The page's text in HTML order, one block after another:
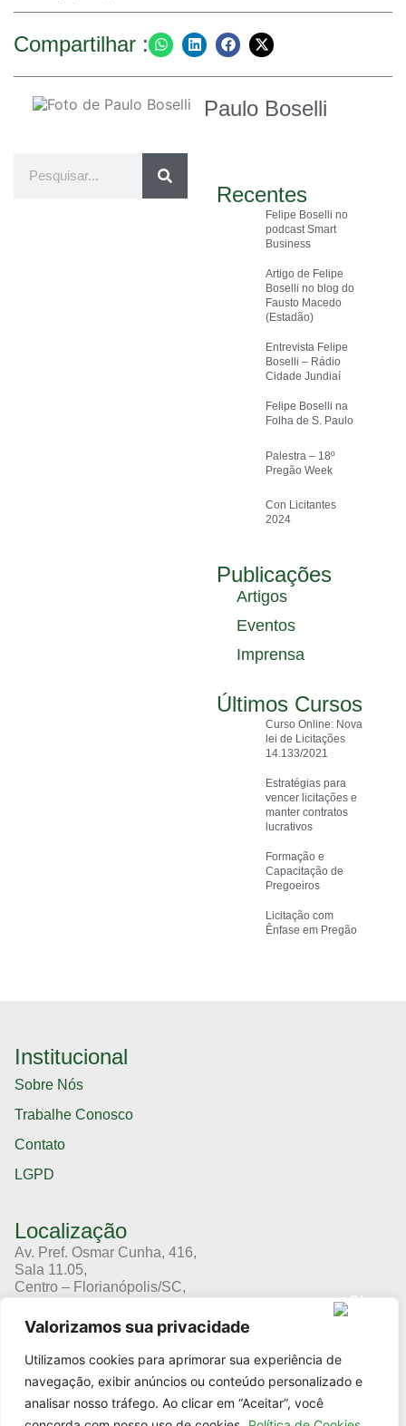
Valorizamos sua privacidade
Utilizamos cookies para aprimorar sua experiência de
navegação, exibir anúncios ou conteúdo personalizado e
analisar nosso tráfego. Ao clicar em “Aceitar”, você
Compartilhar :
Paulo Boselli
Recentes
Felipe Boselli no
podcast Smart
Business
Artigo de Felipe
Boselli no blog do
Fausto Macedo
(Estadão)
Entrevista Felipe
Boselli – Rádio
Cidade Jundiaí
Felipe Boselli na
Folha de S. Paulo
Palestra – 18º
Pregão Week
Con Licitantes
2024
Publicações
Artigos
Eventos
Imprensa
Últimos Cursos
Curso Online: Nova
lei de Licitações
14.133/2021
Estratégias para
vencer licitações e
manter contratos
lucrativos
Formação e
Capacitação de
Pregoeiros
Licitação com
Ênfase em Pregão
Institucional
Sobre Nós
Trabalhe Conosco
Contato
LGPD
Localização
Av. Pref. Osmar Cunha, 416,
Sala 11.05,
Centro – Florianópolis/SC,
(48) 3364-8666
(11) 94191-8666
Cursos